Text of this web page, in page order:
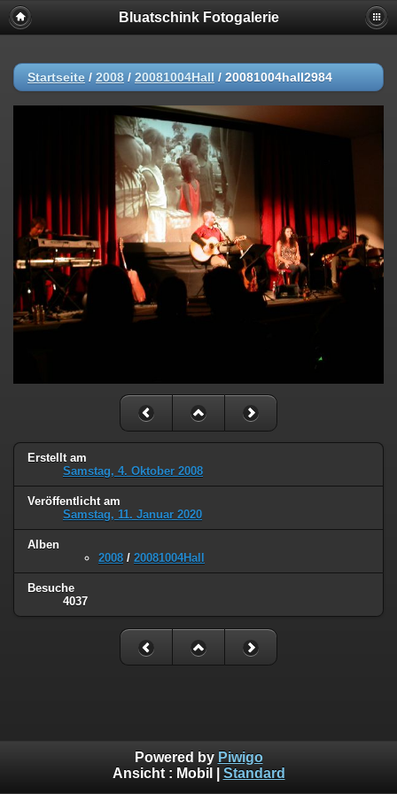
Bluatschink Fotogalerie
Startseite / 2008 / 20081004Hall / 20081004hall2984
Erstellt am
Samstag, 4. Oktober 2008
Veröffentlicht am
Samstag, 11. Januar 2020
Alben
2008 / 20081004Hall
Besuche
4037
Powered by Piwigo
Ansicht : Mobil Standard